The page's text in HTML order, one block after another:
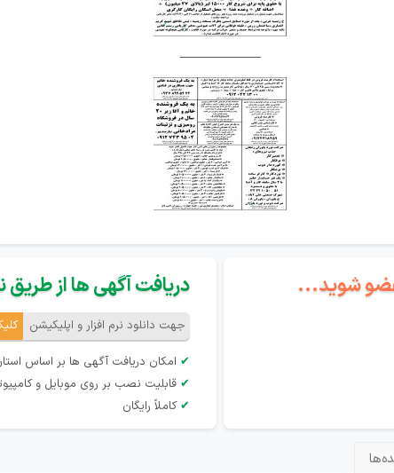
_____________
عضو شوید... دریافت آگهی ها از طریق
جهت دانلود نرم افزار و اپلیکیشن
✔ امکان دریافت آگهی ها بر اساس
✔ قابلیت نصب بر روی موبایل و
✔ کاملاً رایگان